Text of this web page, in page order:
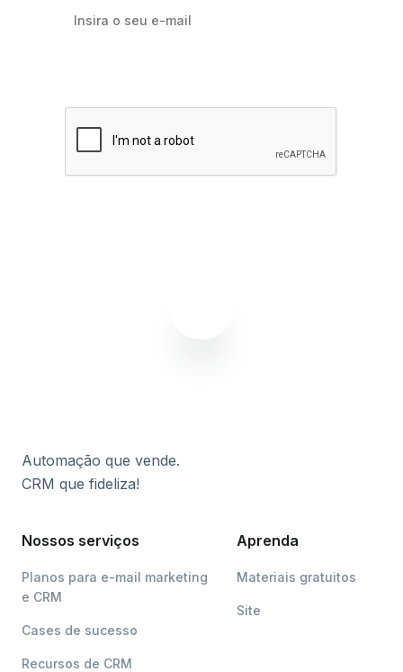
Automação que vende.
CRM que fideliza!
Nossos serviços
Planos para e-mail marketing
e CRM
Cases de sucesso
Recursos de CRM
Aprenda
Materiais gratuitos
Site